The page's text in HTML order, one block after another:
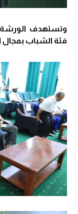
وتستهدف
فئة الشباب بمجال